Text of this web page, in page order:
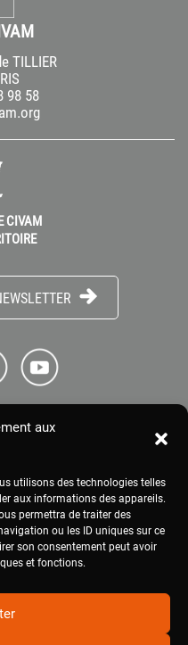
aux
utilisons des technologies telles
aux informations des appareils.
permettra de traiter des
ou les ID uniques sur ce
son consentement peut avoir
et fonctions.
TILLIER
98 58
CIVAM